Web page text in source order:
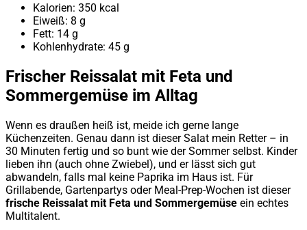
Kalorien: 350 kcal
Eiweiß: 8 g
Fett: 14 g
Kohlenhydrate: 45 g
Frischer Reissalat mit Feta und
Sommergemüse im Alltag
Wenn es draußen heiß ist, meide ich gerne lange
Küchenzeiten. Genau dann ist dieser Salat mein Retter – in
30 Minuten fertig und so bunt wie der Sommer selbst. Kinder
lieben ihn (auch ohne Zwiebel), und er lässt sich gut
abwandeln, falls mal keine Paprika im Haus ist. Für
Grillabende, Gartenpartys oder Meal-Prep-Wochen ist dieser
frische Reissalat mit Feta und Sommergemüse ein echtes
Multitalent.